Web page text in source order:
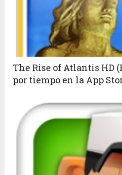
The Rise of Atlantis HD
por tiempo en la App